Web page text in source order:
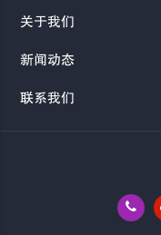
关于我们
新闻动态
联系我们